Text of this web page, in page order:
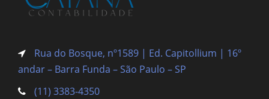
Rua do Bosque, nº1589 | Ed. Capitollium | 16º
andar – Barra Funda – São Paulo – SP
(11) 3383-4350